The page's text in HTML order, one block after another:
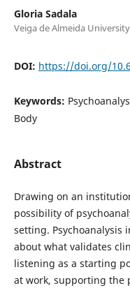
Gloria Sadala
Veiga de Almeida University
DOI: https://doi.org/
Keywords:
Body
Abstract
Drawing on an
possibility of
setting. Psychoanalysis
about what validates
listening as a starting
at work, supporting the